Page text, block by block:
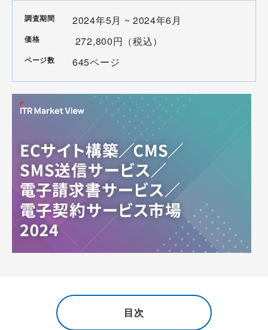
調査期間 2024年5月 ~ 2024年6月
価格 272,800円（税込）
ページ数 645ページ
目次